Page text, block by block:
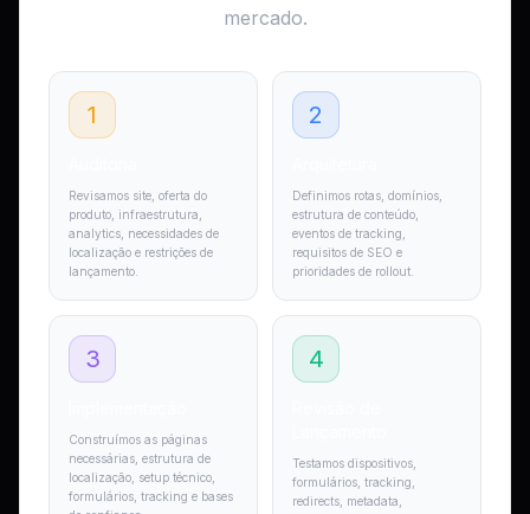
mercado.
1
Revisamos site, oferta do
produto, infraestrutura,
analytics, necessidades de
localização e restrições de
lançamento.
2
Definimos rotas, domínios,
estrutura de conteúdo,
eventos de tracking,
requisitos de SEO e
prioridades de rollout.
3
Construímos as páginas
necessárias, estrutura de
localização, setup técnico,
formulários, tracking e bases
4
Testamos dispositivos,
formulários, tracking,
redirects, metadata,